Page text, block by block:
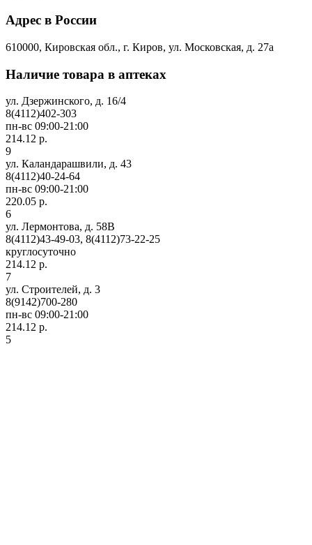
Адрес в России
610000, Кировская обл., г. Киров, ул. Московская, д. 27а
Наличие товара в аптеках
ул. Дзержинского, д. 16/4
8(4112)402-303
пн-вс 09:00-21:00
214.12 р.
9
ул. Каландарашвили, д. 43
8(4112)40-24-64
пн-вс 09:00-21:00
220.05 р.
6
ул. Лермонтова, д. 58В
8(4112)43-49-03, 8(4112)73-22-25
круглосуточно
214.12 р.
7
ул. Строителей, д. 3
8(9142)700-280
пн-вс 09:00-21:00
214.12 р.
5